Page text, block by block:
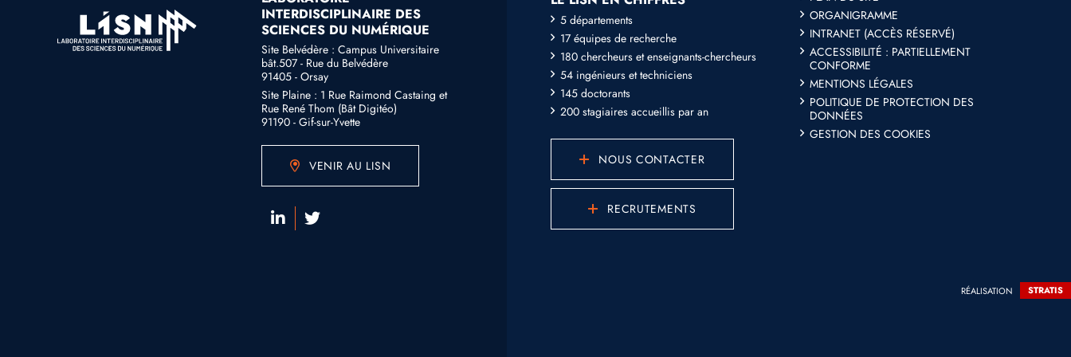
INTERDISCIPLINAIRE DES
SCIENCES DU NUMÉRIQUE
Site Belvédère : Campus Universitaire
bât.507 - Rue du Belvédère
91405 - Orsay
Site Plaine : 1 Rue Raimond Castaing et
Rue René Thom (Bât Digitéo)
91190 - Gif-sur-Yvette
VENIR AU LISN
5 départements
17 équipes de recherche
180 chercheurs et enseignants-chercheurs
54 ingénieurs et techniciens
145 doctorants
200 stagiaires accueillis par an
NOUS CONTACTER
RECRUTEMENTS
ORGANIGRAMME
INTRANET (ACCÈS RÉSERVÉ)
ACCESSIBILITÉ : PARTIELLEMENT
CONFORME
MENTIONS LÉGALES
POLITIQUE DE PROTECTION DES
DONNÉES
GESTION DES COOKIES
RÉALISATION STRATIS